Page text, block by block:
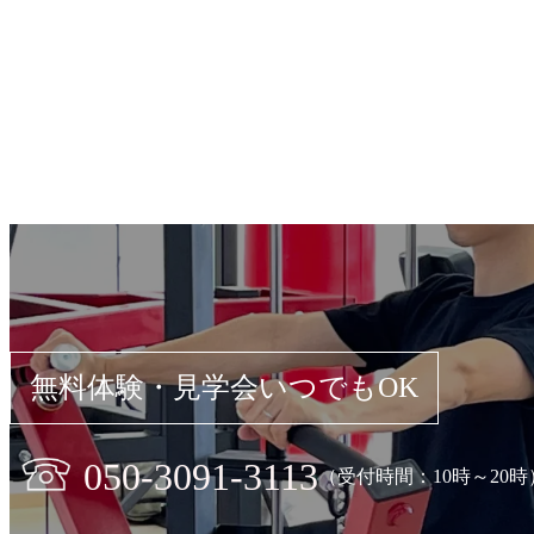
無料体験・見学会いつでもOK
050-3091-3113（受付時間：10時～20時